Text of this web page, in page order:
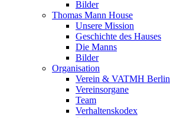
Bilder
Thomas Mann House
Unsere Mission
Geschichte des Hauses
Die Manns
Bilder
Organisation
Verein & VATMH Berlin
Vereinsorgane
Team
Verhaltenskodex